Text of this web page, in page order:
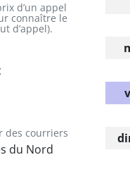
d’un appel
connaître le
d’appel).
des courriers
du Nord